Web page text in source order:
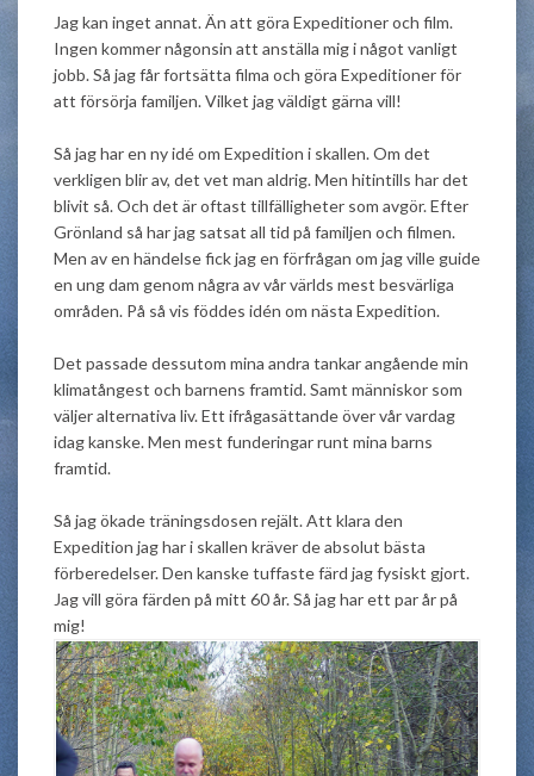
Jag kan inget annat. Än att göra Expeditioner och film.
Ingen kommer någonsin att anställa mig i något vanligt
jobb. Så jag får fortsätta filma och göra Expeditioner för
att försörja familjen. Vilket jag väldigt gärna vill!
Så jag har en ny idé om Expedition i skallen. Om det
verkligen blir av, det vet man aldrig. Men hitintills har det
blivit så. Och det är oftast tillfälligheter som avgör. Efter
Grönland så har jag satsat all tid på familjen och filmen.
Men av en händelse fick jag en förfrågan om jag ville guide
en ung dam genom några av vår världs mest besvärliga
områden. På så vis föddes idén om nästa Expedition.
Det passade dessutom mina andra tankar angående min
klimatångest och barnens framtid. Samt människor som
väljer alternativa liv. Ett ifrågasättande över vår vardag
idag kanske. Men mest funderingar runt mina barns
framtid.
Så jag ökade träningsdosen rejält. Att klara den
Expedition jag har i skallen kräver de absolut bästa
förberedelser. Den kanske tuffaste färd jag fysiskt gjort.
Jag vill göra färden på mitt 60 år. Så jag har ett par år på
mig!